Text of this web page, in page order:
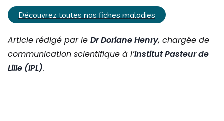
Découvrez toutes nos fiches maladies
Article rédigé par le Dr Doriane Henry, chargée de
communication scientifique à l’Institut Pasteur de
Lille (IPL).